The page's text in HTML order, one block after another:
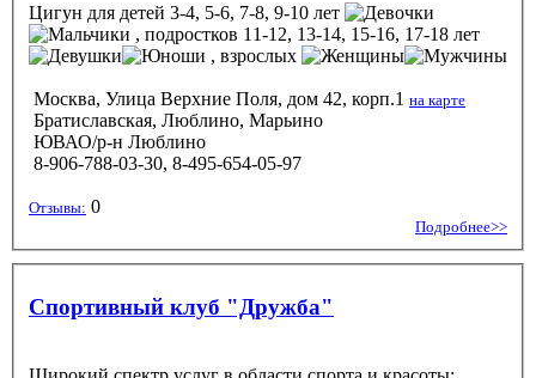
Цигун для детей 3-4, 5-6, 7-8, 9-10 лет
, подростков 11-12, 13-14, 15-16, 17-18 лет
, взрослых
Москва, Улица Верхние Поля, дом 42, корп.1 на карте
Братиславская, Люблино, Марьино
ЮВАО/р-н Люблино
8-906-788-03-30, 8-495-654-05-97
Отзывы: 0
Подробнее>>
Спортивный клуб "Дружба"